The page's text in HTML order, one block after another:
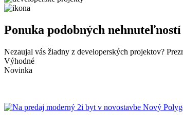
Ponuka podobných nehnuteľností
Nezaujal vás žiadny z developerských projektov?
Výhodné
Novinka